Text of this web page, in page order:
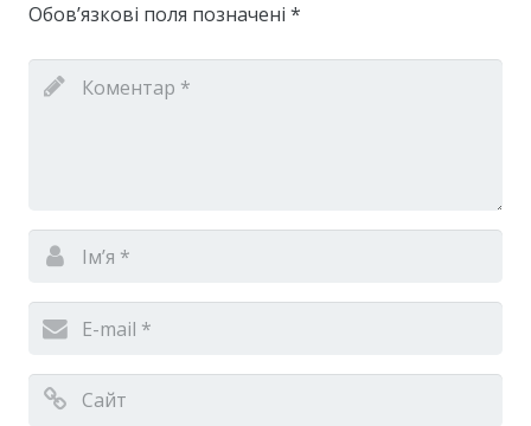
Обов’язкові поля позначені *